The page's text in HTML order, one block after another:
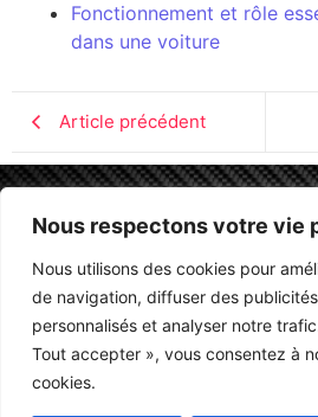
Nous respectons votre vie
Nous utilisons des cookies pour
de navigation, diffuser des
personnalisés et analyser notre
Tout accepter », vous consentez à
cookies.
Fonctionnement et rôle
dans une voiture
Article précédent